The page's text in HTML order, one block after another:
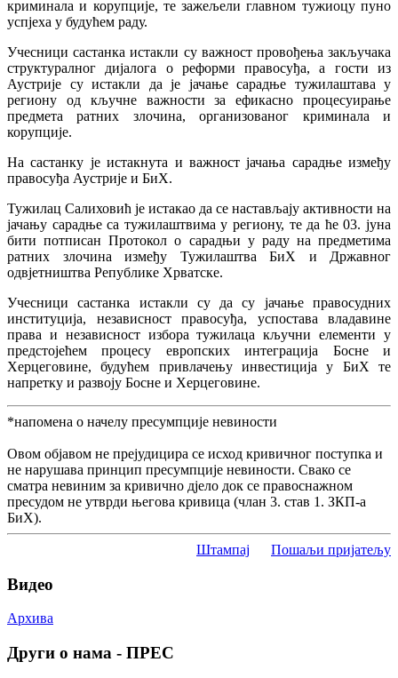
криминала и корупције, те зажељели главном тужиоцу пуно
успјеха у будућем раду.
Учесници састанка истакли су важност провођења закључака
структуралног дијалога о реформи правосуђа, а гости из
Аустрије су истакли да је јачање сарадње тужилаштава у
региону од кључне важности за ефикасно процесуирање
предмета ратних злочина, организованог криминала и
корупције.
На састанку је истакнута и важност јачања сарадње између
правосуђа Аустрије и БиХ.
Тужилац Салиховић је истакао да се настављају активности на
јачању сарадње са тужилаштвима у региону, те да ће 03. јуна
бити потписан Протокол о сарадњи у раду на предметима
ратних злочина између Тужилаштва БиХ и Државног
одвјетништва Републике Хрватске.
Учесници састанка истакли су да су јачање правосудних
институција, независност правосуђа, успостава владавине
права и независност избора тужилаца кључни елементи у
предстојећем процесу европских интеграција Босне и
Херцеговине, будућем привлачењу инвестиција у БиХ те
напретку и развоју Босне и Херцеговине.
*напомена о начелу пресумпције невиности
Овом објавом не прејудицира се исход кривичног поступка и
не нарушава принцип пресумпције невиности. Свако се
сматра невиним за кривично дјело док се правоснажном
пресудом не утврди његова кривица (члан 3. став 1. ЗКП-а
БиХ).
Штампај Пошаљи пријатељу
Видео
Архива
Други о нама - ПРЕС